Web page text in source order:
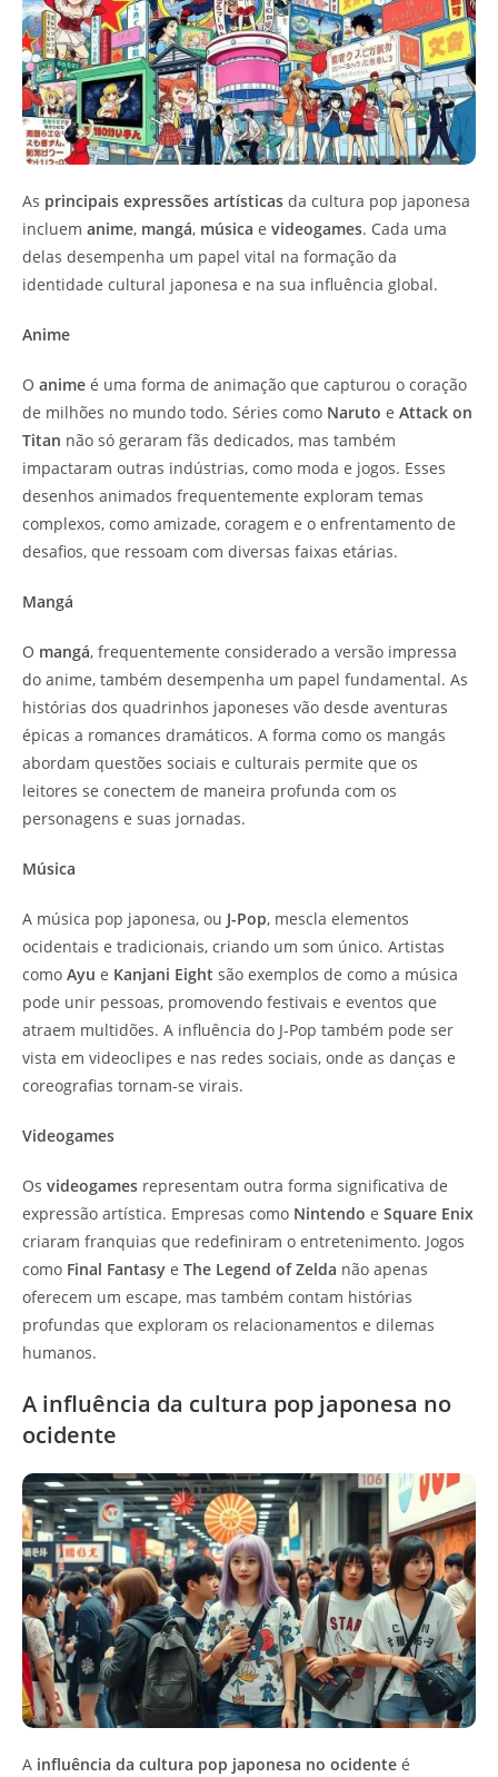
As principais expressões artísticas da cultura pop japonesa
incluem anime, mangá, música e videogames. Cada uma
delas desempenha um papel vital na formação da
identidade cultural japonesa e na sua influência global.
Anime
O anime é uma forma de animação que capturou o coração
de milhões no mundo todo. Séries como Naruto e Attack on
Titan não só geraram fãs dedicados, mas também
impactaram outras indústrias, como moda e jogos. Esses
desenhos animados frequentemente exploram temas
complexos, como amizade, coragem e o enfrentamento de
desafios, que ressoam com diversas faixas etárias.
Mangá
O mangá, frequentemente considerado a versão impressa
do anime, também desempenha um papel fundamental. As
histórias dos quadrinhos japoneses vão desde aventuras
épicas a romances dramáticos. A forma como os mangás
abordam questões sociais e culturais permite que os
leitores se conectem de maneira profunda com os
personagens e suas jornadas.
Música
A música pop japonesa, ou J-Pop, mescla elementos
ocidentais e tradicionais, criando um som único. Artistas
como Ayu e Kanjani Eight são exemplos de como a música
pode unir pessoas, promovendo festivais e eventos que
atraem multidões. A influência do J-Pop também pode ser
vista em videoclipes e nas redes sociais, onde as danças e
coreografias tornam-se virais.
Videogames
Os videogames representam outra forma significativa de
expressão artística. Empresas como Nintendo e Square Enix
criaram franquias que redefiniram o entretenimento. Jogos
como Final Fantasy e The Legend of Zelda não apenas
oferecem um escape, mas também contam histórias
profundas que exploram os relacionamentos e dilemas
humanos.
A influência da cultura pop japonesa no
ocidente
A influência da cultura pop japonesa no ocidente é